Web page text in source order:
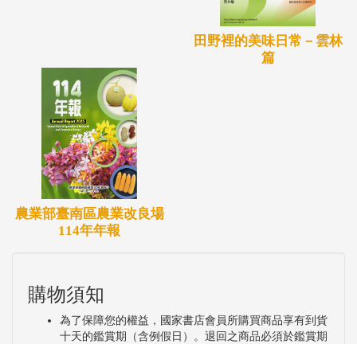
田野裡的美味日常－雲林
篇
農業部臺南區農業改良場
114年年報
購物須知
為了保障您的權益，國家書店會員所購買商品享有到貨
十天的鑑賞期（含例假日）。退回之商品必須於鑑賞期